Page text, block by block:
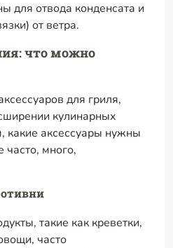
для отвода конденсата и
от ветра.
что можно
для гриля,
кулинарных
какие аксессуары нужны
часто, много,
такие как креветки,
часто